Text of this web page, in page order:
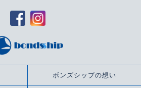
ボンズシップの想い